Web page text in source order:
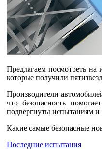
Предлагаем посмотреть
которые получили
Производители
что безопасность
подвергнуты испытаниям и
Какие самые безопасные
Последние испытания